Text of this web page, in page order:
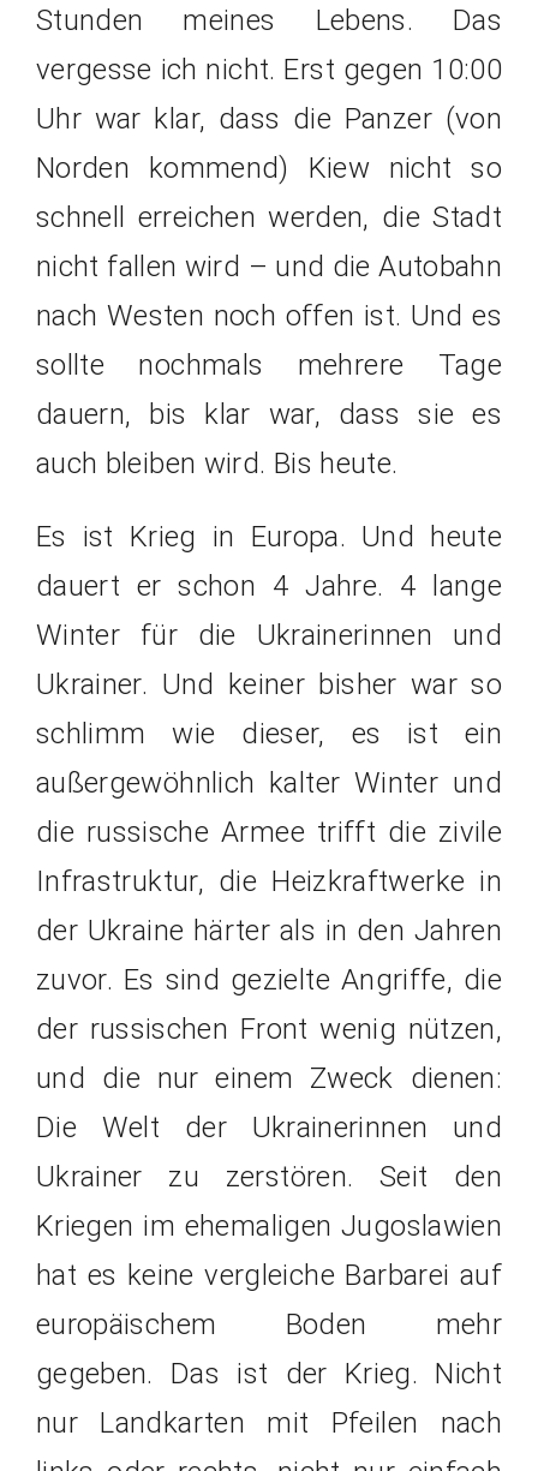
Stunden meines Lebens. Das
vergesse ich nicht. Erst gegen 10:00
Uhr war klar, dass die Panzer (von
Norden kommend) Kiew nicht so
schnell erreichen werden, die Stadt
nicht fallen wird – und die Autobahn
nach Westen noch offen ist. Und es
sollte nochmals mehrere Tage
dauern, bis klar war, dass sie es
auch bleiben wird. Bis heute.
Es ist Krieg in Europa. Und heute
dauert er schon 4 Jahre. 4 lange
Winter für die Ukrainerinnen und
Ukrainer. Und keiner bisher war so
schlimm wie dieser, es ist ein
außergewöhnlich kalter Winter und
die russische Armee trifft die zivile
Infrastruktur, die Heizkraftwerke in
der Ukraine härter als in den Jahren
zuvor. Es sind gezielte Angriffe, die
der russischen Front wenig nützen,
und die nur einem Zweck dienen:
Die Welt der Ukrainerinnen und
Ukrainer zu zerstören. Seit den
Kriegen im ehemaligen Jugoslawien
hat es keine vergleiche Barbarei auf
europäischem Boden mehr
gegeben. Das ist der Krieg. Nicht
nur Landkarten mit Pfeilen nach